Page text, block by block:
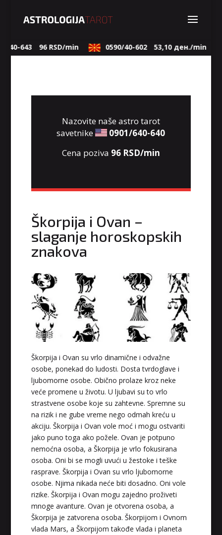
640-643 96 RSD/min 0590/40-602 53,10 ден./min
Nazovite naše astro tarot
savetnike
0901/640-640
Cena poziva 96 RSD/min
Škorpija i Ovan –
slaganje horoskopskih
znakova
Škorpija i Ovan su vrlo dinamične i odvažne
osobe, ponekad do ludosti. Dosta tvrdoglave i
ljubomorne osobe. Obično prolaze kroz neke
veće promene u životu. U ljubavi su to vrlo
strastvene osobe koje su zahtevne. Spremne su
na rizik i ne gube vreme nego odmah kreću u
akciju. Škorpija i Ovan vole moć i mogu ostvariti
jako puno toga ako požele. Ovan je potpuno
nemoćna osoba, a Škorpija je vrlo fokusirana
osoba. Oni bi se mogli uvući u žestoke i teške
rasprave. Škorpija i Ovan su vrlo ljubomorne
osobe. Njima nikada neće biti dosadno. Oni vole
rizike. Škorpija i Ovan mogu zajedno proživeti
mnoge avanture. Ovan je otvorena osoba, a
Škorpija je zatvorena osoba. Škorpijom i Ovnom
vlada Mars, a Škorpijom takođe vlada i planeta